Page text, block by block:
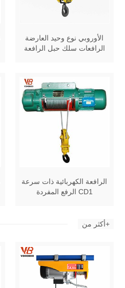
الأوروبي نوع وحيد العارضة
الرافعات سلك حبل الرافعة
الرافعة الكهربائية ذات سرعة
الرفع المفردة CD1
أكثر من+